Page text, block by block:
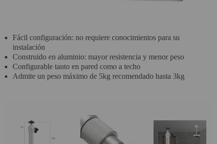
OFERTAS DESTACADAS
TIPOS DE PROYECTOR
PANTALLAS DE
SOPORTE PARA PROYECTOR
Fácil configuración: no requiere conocimientos para su
instalación
Construido en aluminio: mayor resistencia y menor peso
Configurable tanto en pared como a techo
Admite un peso máximo de 5kg recomendado hasta 3kg